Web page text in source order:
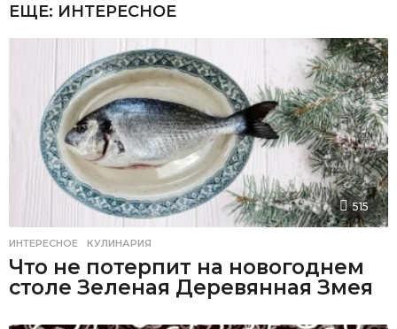
ЕЩЕ: ИНТЕРЕСНОЕ
515
ИНТЕРЕСНОЕ ,КУЛИНАРИЯ
Что не потерпит на новогоднем
столе Зеленая Деревянная Змея